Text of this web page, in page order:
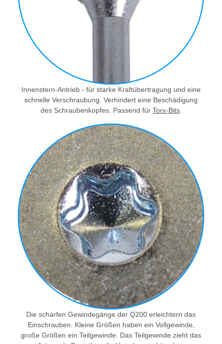
Innenstern-Antrieb - für starke Kraftübertragung und eine
schnelle Verschraubung. Verhindert eine Beschädigung
des Schraubenkopfes. Passend für Torx-Bits.
Die scharfen Gewindegänge der Q200 erleichtern das
Einschrauben. Kleine Größen haben ein Vollgewinde,
große Größen ein Teilgewinde. Das Teilgewinde zieht das